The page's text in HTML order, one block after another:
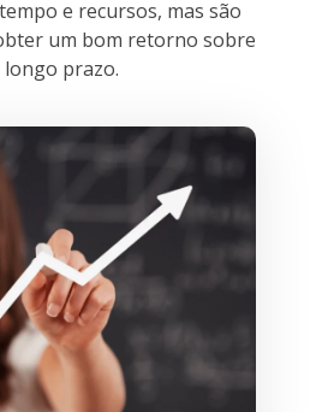
e recursos, mas são
um bom retorno sobre
prazo.